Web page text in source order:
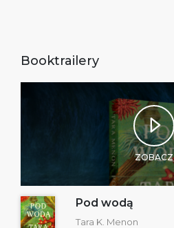
Booktrailery
ZOBACZ
Pod wodą
Tara K. Menon